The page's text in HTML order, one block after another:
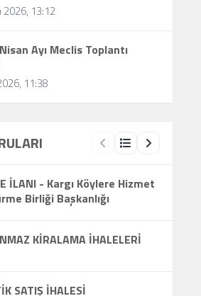
2026, 13:12
Nisan Ayı Meclis Toplantı
11:38
İLANI - Kargı Köylere Hizmet
Birliği Başkanlığı
KİRALAMA İHALELERİ
SATIŞ İHALESİ